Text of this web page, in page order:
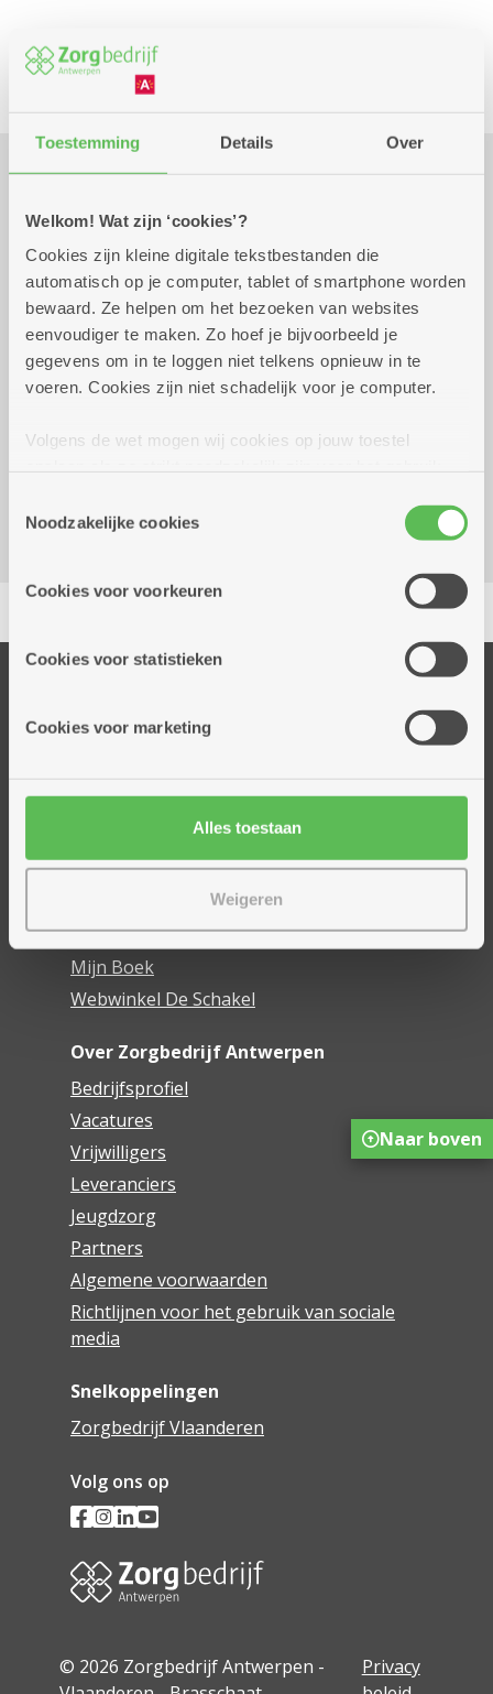
Toestemming Details Over
Welkom! Wat zijn ‘cookies’?
Cookies zijn kleine digitale tekstbestanden die
automatisch op je computer, tablet of smartphone worden
bewaard. Ze helpen om het bezoeken van websites
eenvoudiger te maken. Zo hoef je bijvoorbeeld je
gegevens om in te loggen niet telkens opnieuw in te
voeren. Cookies zijn niet schadelijk voor je computer.
Volgens de wet mogen wij cookies op jouw toestel
cookies hebben we jouw toestemming nodig. Sommige
cookies worden geplaatst door derde partijen die een
informatie over jouw (geanonimiseerd) gebruik van onze
partners kunnen deze gegevens combineren met andere
Noodzakelijke cookies
Cookies voor voorkeuren
Cookies voor statistieken
Cookies voor marketing
Alles toestaan
Weigeren
Beweging
Praktisch
Wekelijks op dinsdag tot 29
december 2026
09.00 uur tot
10.00 uur
8 euro
2040 Berendrecht
Delen
Thuisdiensten
Assistentiewoningen
Mijn Zorgbedrijf
Onze innovaties
Mijn Boek
Webwinkel De Schakel
Over Zorgbedrijf Antwerpen
Bedrijfsprofiel
Vacatures
Vrijwilligers
Leveranciers
Jeugdzorg
Partners
Algemene voorwaarden
Richtlijnen voor het gebruik van sociale
media
Snelkoppelingen
Zorgbedrijf Vlaanderen
Volg ons op
© 2026 Zorgbedrijf Antwerpen -
Privacy
Naar boven